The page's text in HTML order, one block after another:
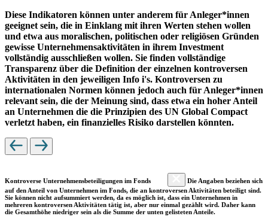
Diese Indikatoren können unter anderem für Anleger*innen
geeignet sein, die in Einklang mit ihren Werten stehen wollen
und etwa aus moralischen, politischen oder religiösen Gründen
gewisse Unternehmensaktivitäten in ihrem Investment
vollständig ausschließen wollen. Sie finden vollständige
Transparenz über die Definition der einzelnen kontroversen
Aktivitäten in den jeweiligen Info i's. Kontroversen zu
internationalen Normen können jedoch auch für Anleger*innen
relevant sein, die der Meinung sind, dass etwa ein hoher Anteil
an Unternehmen die die Prinzipien des UN Global Compact
verletzt haben, ein finanzielles Risiko darstellen könnten.
Kontroverse Unternehmensbeteiligungen im Fonds
Die Angaben beziehen sich
auf den Anteil von Unternehmen im Fonds, die an kontroversen Aktivitäten beteiligt sind.
Sie können nicht aufsummiert werden, da es möglich ist, dass ein Unternehmen in
mehreren kontroversen Aktivitäten tätig ist, aber nur einmal gezählt wird. Daher kann
die Gesamthöhe niedriger sein als die Summe der unten gelisteten Anteile.